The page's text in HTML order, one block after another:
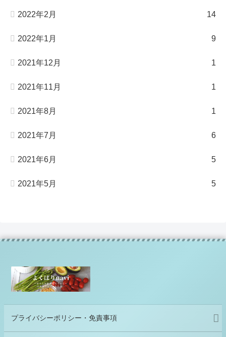
2022年2月 14
2022年1月 9
2021年12月 1
2021年11月 1
2021年8月 1
2021年7月 6
2021年6月 5
2021年5月 5
プライバシーポリシー・免責事項